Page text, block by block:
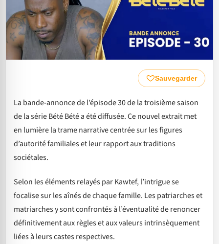
Sauvegarder
La bande-annonce de l’épisode 30 de la troisième saison
de la série Bété Bété a été diffusée. Ce nouvel extrait met
en lumière la trame narrative centrée sur les figures
d’autorité familiales et leur rapport aux traditions
sociétales.
Selon les éléments relayés par Kawtef, l’intrigue se
focalise sur les aînés de chaque famille. Les patriarches et
matriarches y sont confrontés à l’éventualité de renoncer
définitivement aux règles et aux valeurs intrinsèquement
liées à leurs castes respectives.